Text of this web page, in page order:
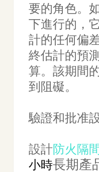
要的角色。
下進行的，
計的任何偏
終估計的預
算。該期間
到阻礙。
驗證和批准
設計防火隔
小時長期產